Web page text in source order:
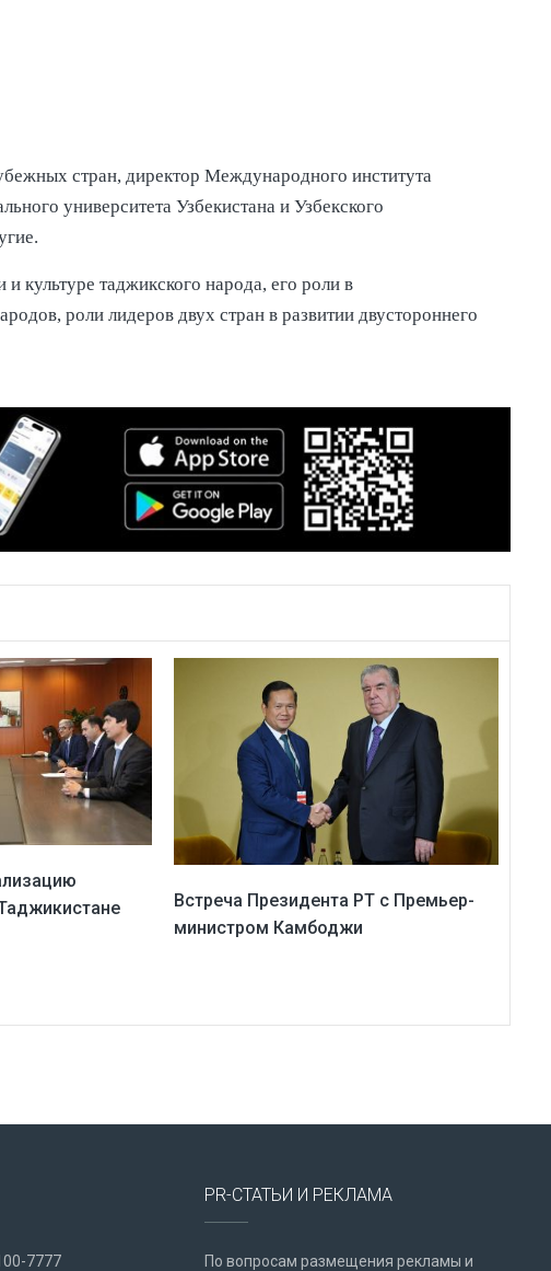
стран, директор Международного института
университета Узбекистана и Узбекского
культуре таджикского народа, его роли в
роли лидеров двух стран в развитии двустороннего
Встреча Президента РТ с Премьер-
министром Камбоджи
7777
PR-СТАТЬИ И РЕКЛАМА
По вопросам размещения рекламы и